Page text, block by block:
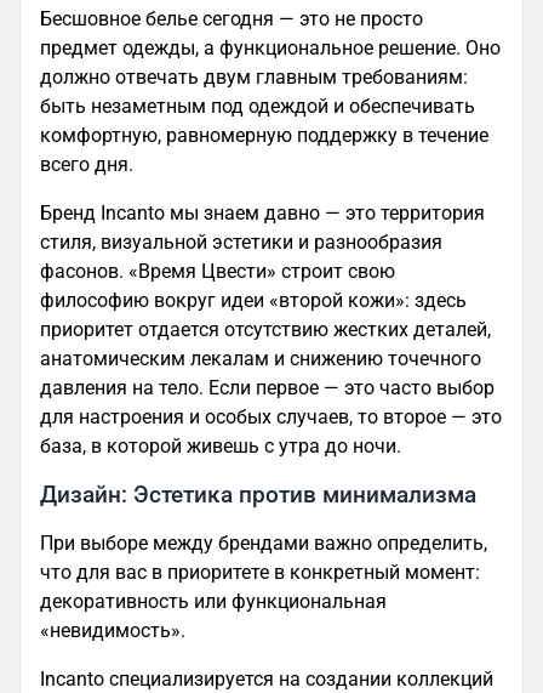
Бесшовное белье сегодня — это не просто
предмет одежды, а функциональное решение. Оно
должно отвечать двум главным требованиям:
быть незаметным под одеждой и обеспечивать
комфортную, равномерную поддержку в течение
всего дня.
Бренд Incanto мы знаем давно — это территория
стиля, визуальной эстетики и разнообразия
фасонов. «Время Цвести» строит свою
философию вокруг идеи «второй кожи»: здесь
приоритет отдается отсутствию жестких деталей,
анатомическим лекалам и снижению точечного
давления на тело. Если первое — это часто выбор
для настроения и особых случаев, то второе — это
база, в которой живешь с утра до ночи.
Дизайн: Эстетика против минимализма
При выборе между брендами важно определить,
что для вас в приоритете в конкретный момент:
декоративность или функциональная
«невидимость».
Incanto специализируется на создании коллекций